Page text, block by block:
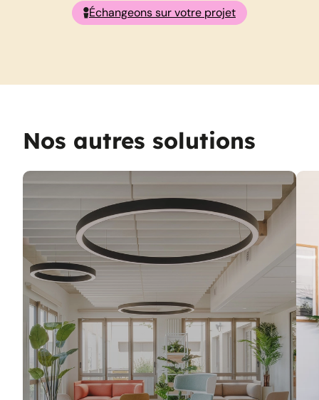
Échangeons sur votre projet
Nos autres solutions